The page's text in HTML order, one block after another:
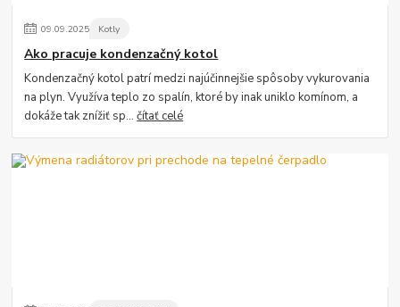
09.09.2025 Kotly
Ako pracuje kondenzačný kotol
Kondenzačný kotol patrí medzi najúčinnejšie spôsoby vykurovania
na plyn. Využíva teplo zo spalín, ktoré by inak uniklo komínom, a
dokáže tak znížiť sp...čítať celé